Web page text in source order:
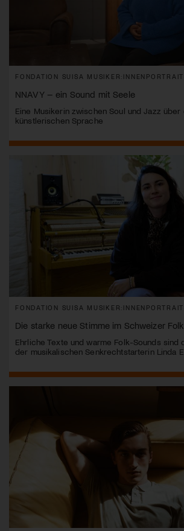
FONDATION SUISA
NNAVY – ein Sound mit Seele
Eine Musikerin zwischen Soul und Jazz über
künstlerischen Sprache
FONDATION SUISA
Die starke neue Stimme im Schweizer
Ehrliche Texte und warme Folk-Sounds sind
der musikalischen Senkrechtstarterin Linda